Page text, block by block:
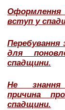
вступ у
Перебування
для
спадщини.
Не
причина
спадщини.